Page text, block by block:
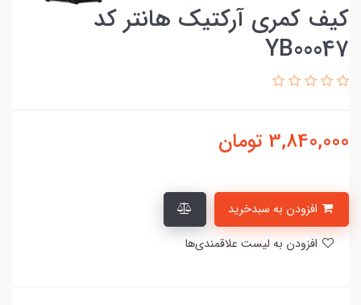
کیف کمری آرکتیک هانتر کد
YB00047
3,840,000 تومان